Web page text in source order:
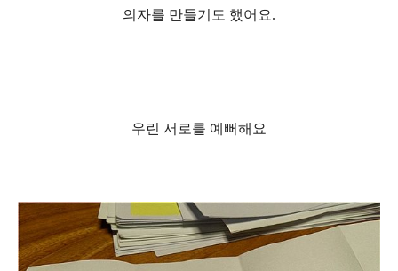
의자를 만들기도 했어요.
우린 서로를 예뻐해요